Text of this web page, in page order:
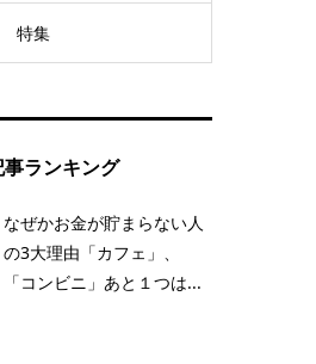
特集
事ランキング
なぜかお金が貯まらない人
の3大理由「カフェ」、
「コンビニ」あと１つは...